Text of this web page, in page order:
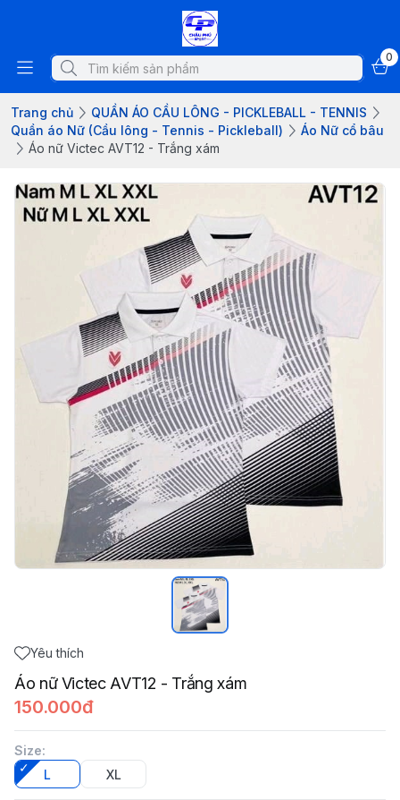
0
Trang chủ
QUẦN ÁO CẦU LÔNG - PICKLEBALL - TENNIS
Quần áo Nữ (Cầu lông - Tennis - Pickleball)
Áo Nữ cổ bâu
Áo nữ Victec AVT12 - Trắng xám
Yêu thích
Áo nữ Victec AVT12 - Trắng xám
150.000đ
Size:
L
XL